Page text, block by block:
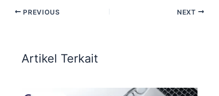
PREVIOUS NEXT
Artikel Terkait